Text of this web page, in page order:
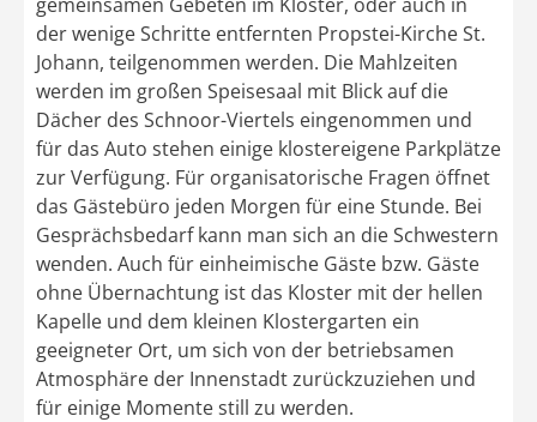
der wenige Schritte entfernten Propstei-Kirche St.
Johann, teilgenommen werden. Die Mahlzeiten
werden im großen Speisesaal mit Blick auf die
Dächer des Schnoor-Viertels eingenommen und
für das Auto stehen einige klostereigene Parkplätze
zur Verfügung. Für organisatorische Fragen öffnet
das Gästebüro jeden Morgen für eine Stunde. Bei
Gesprächsbedarf kann man sich an die Schwestern
wenden. Auch für einheimische Gäste bzw. Gäste
ohne Übernachtung ist das Kloster mit der hellen
Kapelle und dem kleinen Klostergarten ein
geeigneter Ort, um sich von der betriebsamen
Atmosphäre der Innenstadt zurückzuziehen und
für einige Momente still zu werden.